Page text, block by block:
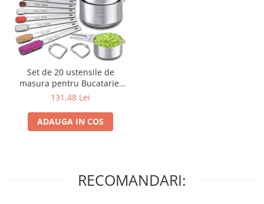
Set de 20 ustensile de
masura pentru Bucatarie,
Simply Joy, otel inoxidabil, 7
mini-linguri cu nivelator,
accesorii de gatit, marime
131,48 Lei
ADAUGA IN COS
RECOMANDARI: